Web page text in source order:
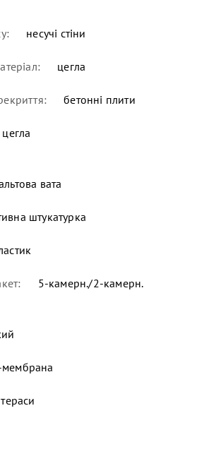
несучі стіни
цегла
бетонні плити
цегла
вата
штукатурка
5-камерн./2-камерн.
тераси